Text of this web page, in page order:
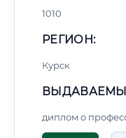
1010
РЕГИОН:
Курск
диплом о